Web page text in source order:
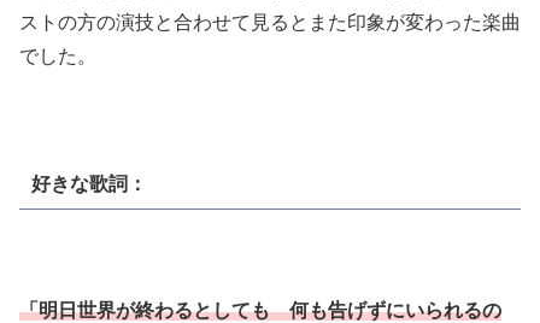
ストの方の演技と合わせて見るとまた印象が変わった楽曲
でした。
好きな歌詞：
「明日世界が終わるとしても 何も告げずにいられるの